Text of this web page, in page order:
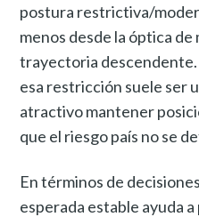
postura restrictiva/
menos desde la óptica
trayectoria descendente.
esa restricción suele ser
atractivo mantener
que el riesgo país no se
En términos de
esperada estable ayuda